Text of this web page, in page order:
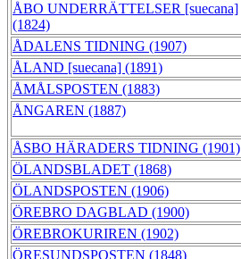
ÅBO UNDERRÄTTELSER [suecana]
(1824)
ÅDALENS TIDNING (1907)
ÅLAND [suecana] (1891)
ÅMÅLSPOSTEN (1883)
ÅNGAREN (1887)
ÅSBO HÄRADERS TIDNING (1901)
ÖLANDSBLADET (1868)
ÖLANDSPOSTEN (1906)
ÖREBRO DAGBLAD (1900)
ÖREBROKURIREN (1902)
ÖRESUNDSPOSTEN (1848)